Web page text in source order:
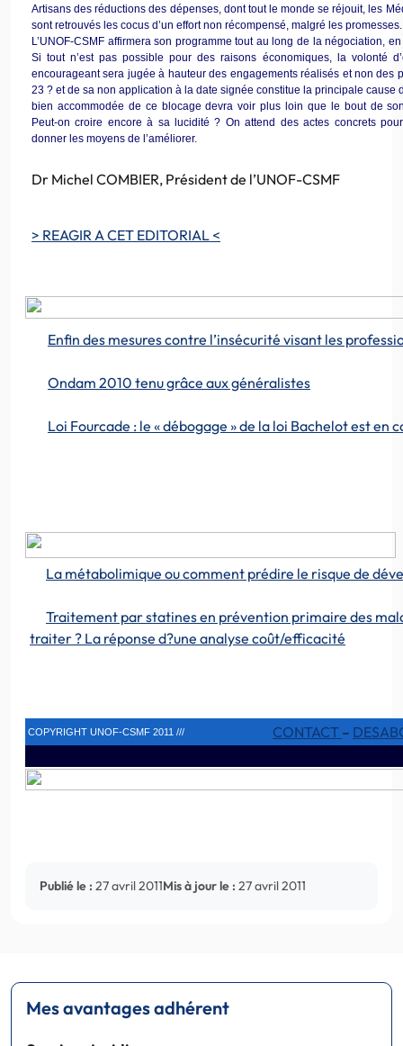
Artisans des réductions des dépenses, dont tout le monde se réjouit, les
sont retrouvés les cocus d’un effort non récompensé, malgré les promesses.
L’UNOF-CSMF affirmera son programme tout au long de la négociation,
Si tout n’est pas possible pour des raisons économiques, la volonté
encourageant sera jugée à hauteur des engagements réalisés et non des
23 ? et de sa non application à la date signée constitue la principale cause
bien accommodée de ce blocage devra voir plus loin que le bout de
Peut-on croire encore à sa lucidité ? On attend des actes concrets
donner les moyens de l’améliorer.
Dr Michel COMBIER, Président de l’UNOF-CSMF
> REAGIR A CET EDITORIAL <
Enfin des mesures contre l’insécurité visant les
Ondam 2010 tenu grâce aux généralistes
Loi Fourcade : le « débogage » de la loi Bachelot est en
La métabolimique ou comment prédire le risque de
Traitement par statines en prévention primaire des
traiter ? La réponse d?une analyse coût/efficacité
COPYRIGHT UNOF-CSMF 2011 /// CONTACT –
Publié le : 27 avril 2011Mis à jour le : 27 avril 2011
Mes avantages adhérent